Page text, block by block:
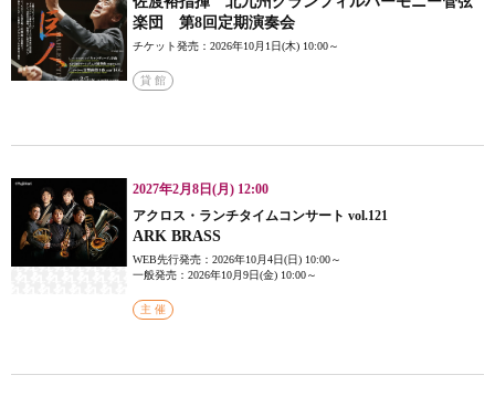
楽団 第8回定期演奏会
チケット発売：2026年10月1日(木) 10:00～
貸 館
2027年2月8日(月) 12:00
アクロス・ランチタイムコンサート vol.121
ARK BRASS
WEB先行発売：2026年10月4日(日) 10:00～
一般発売：2026年10月9日(金) 10:00～
主 催